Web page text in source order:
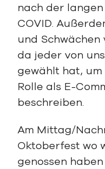
nach der
COVID.
und
da jeder von
gewählt hat,
Rolle als E-
beschreiben.
Am Mittag/
Oktoberfest wo
genossen